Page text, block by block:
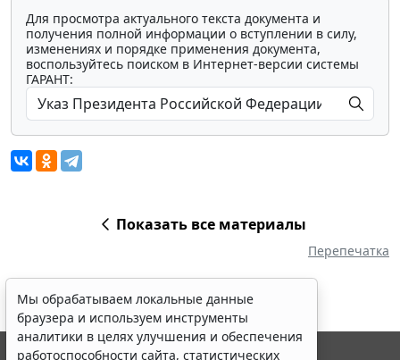
Для просмотра актуального текста документа и
получения полной информации о вступлении в силу,
изменениях и порядке применения документа,
воспользуйтесь поиском в Интернет-версии системы
ГАРАНТ:
Показать все материалы
Перепечатка
Мы обрабатываем локальные данные
браузера и используем инструменты
аналитики в целях улучшения и обеспечения
работоспособности сайта, статистических